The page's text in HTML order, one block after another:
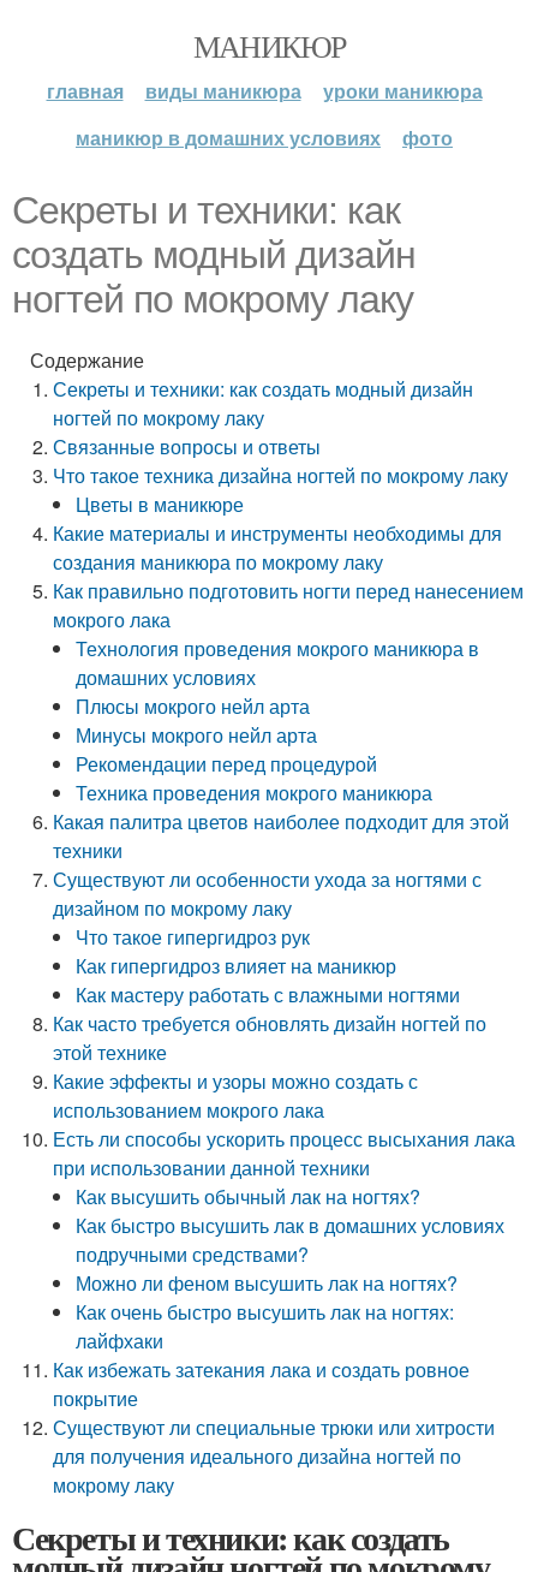
МАНИКЮР
главная виды маникюра
уроки маникюра
маникюр в домашних условиях
фото
Секреты и техники: как
создать модный дизайн
ногтей по мокрому лаку
Содержание
Секреты и техники: как создать модный дизайн
ногтей по мокрому лаку
Связанные вопросы и ответы
Что такое техника дизайна ногтей по мокрому лаку
Цветы в маникюре
Какие материалы и инструменты необходимы для
создания маникюра по мокрому лаку
Как правильно подготовить ногти перед нанесением
мокрого лака
Технология проведения мокрого маникюра в
домашних условиях
Плюсы мокрого нейл арта
Минусы мокрого нейл арта
Рекомендации перед процедурой
Техника проведения мокрого маникюра
Какая палитра цветов наиболее подходит для этой
техники
Существуют ли особенности ухода за ногтями с
дизайном по мокрому лаку
Что такое гипергидроз рук
Как гипергидроз влияет на маникюр
Как мастеру работать с влажными ногтями
Как часто требуется обновлять дизайн ногтей по
этой технике
Какие эффекты и узоры можно создать с
использованием мокрого лака
Есть ли способы ускорить процесс высыхания лака
при использовании данной техники
Как высушить обычный лак на ногтях?
Как быстро высушить лак в домашних условиях
подручными средствами?
Можно ли феном высушить лак на ногтях?
Как очень быстро высушить лак на ногтях:
лайфхаки
Как избежать затекания лака и создать ровное
покрытие
Существуют ли специальные трюки или хитрости
для получения идеального дизайна ногтей по
мокрому лаку
Секреты и техники: как создать